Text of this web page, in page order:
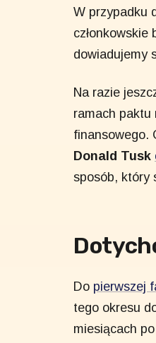
W przypadku
członkowskie
dowiadujemy
Na razie
ramach paktu
finansowego.
Donald Tusk
sposób, który
Do pierwszej
tego okresu
miesiącach